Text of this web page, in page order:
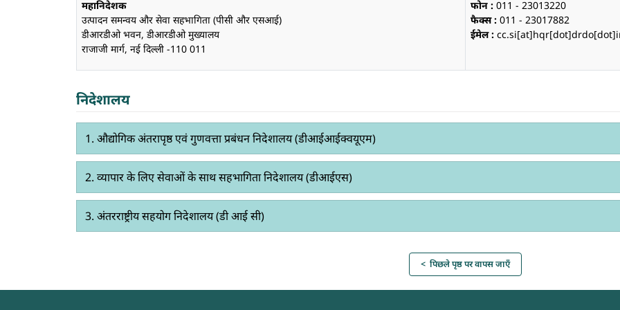
महानिदेशक
उत्पादन समन्वय और सेवा सहभागिता (पीसी और एसआई)
डीआरडीओ भवन, डीआरडीओ मुख्यालय
राजाजी मार्ग, नई दिल्ली -110 011
फोन : 011 - 23013220
फैक्स : 011 - 23017882
ईमेल :
निदेशालय
1. औद्योगिक अंतरापृष्ठ एवं गुणवत्ता प्रबंधन निदेशालय (डीआईआईक्वयूएम)
2. व्यापार के लिए सेवाओं के साथ सहभागिता निदेशालय (डीआईएस)
3. अंतरराष्ट्रीय सहयोग निदेशालय (डी आई सी)
< पिछले पृष्ठ पर वापस जाएँ